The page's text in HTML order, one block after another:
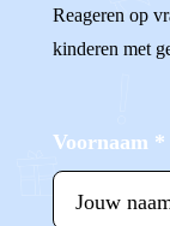
Reageren op
kinderen met
Voornaam *